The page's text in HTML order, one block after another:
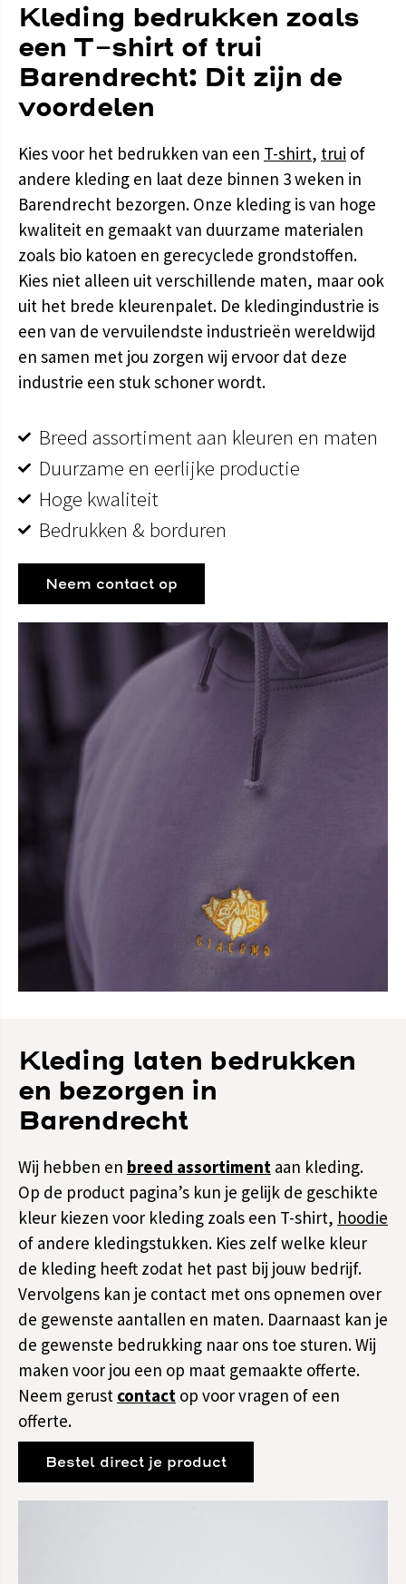
Kleding bedrukken zoals
een T-shirt of trui
Barendrecht: Dit zijn de
voordelen
Kies voor het bedrukken van een T-shirt, trui of
andere kleding en laat deze binnen 3 weken in
Barendrecht bezorgen. Onze kleding is van hoge
kwaliteit en gemaakt van duurzame materialen
zoals bio katoen en gerecyclede grondstoffen.
Kies niet alleen uit verschillende maten, maar ook
uit het brede kleurenpalet. De kledingindustrie is
een van de vervuilendste industrieën wereldwijd
en samen met jou zorgen wij ervoor dat deze
industrie een stuk schoner wordt.
Breed assortiment aan kleuren en maten
Duurzame en eerlijke productie
Hoge kwaliteit
Bedrukken & borduren
Neem contact op
Kleding laten bedrukken
en bezorgen in
Barendrecht
Wij hebben en breed assortiment aan kleding.
Op de product pagina’s kun je gelijk de geschikte
kleur kiezen voor kleding zoals een T-shirt, hoodie
of andere kledingstukken. Kies zelf welke kleur
de kleding heeft zodat het past bij jouw bedrijf.
Vervolgens kan je contact met ons opnemen over
de gewenste aantallen en maten. Daarnaast kan je
de gewenste bedrukking naar ons toe sturen. Wij
maken voor jou een op maat gemaakte offerte.
Neem gerust contact op voor vragen of een
offerte.
Bestel direct je product